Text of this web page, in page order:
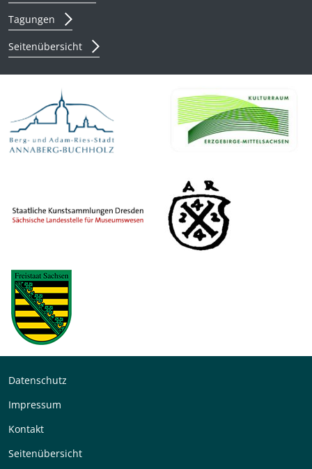
Tagungen
Seitenübersicht
Datenschutz
Impressum
Kontakt
Seitenübersicht